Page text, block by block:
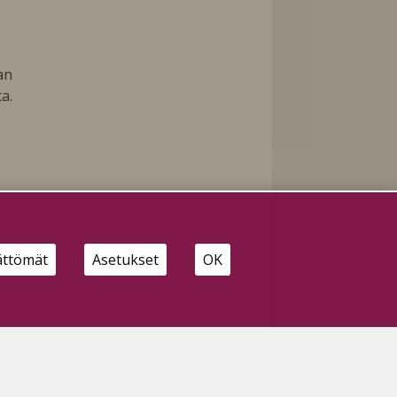
Asetukset OK